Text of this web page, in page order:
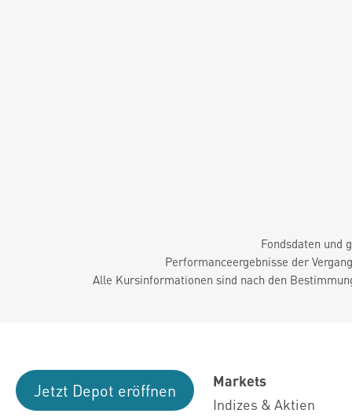
Fondsdaten und
Performanceergebnisse der
Alle Kursinformationen sind nach den
Jetzt Depot eröffnen
Markets
Indizes & Aktien